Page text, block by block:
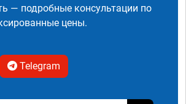
— подробные консультации по
цены.
Telegram